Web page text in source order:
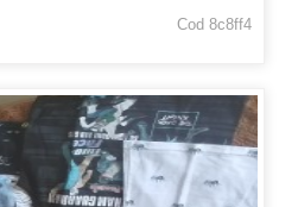
Cod 8c8ff4